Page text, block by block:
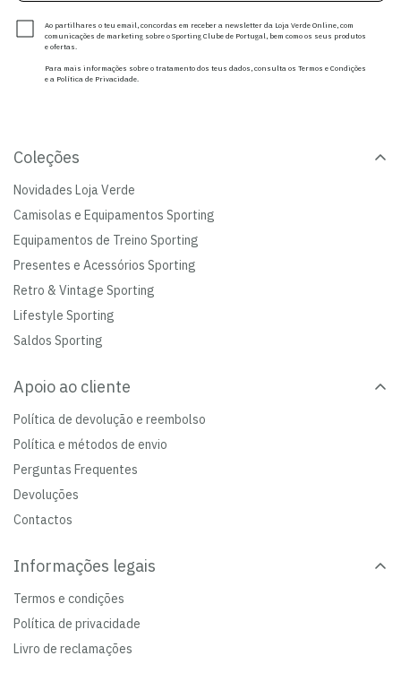
Ao partilhares o teu email, concordas em receber a newsletter da Loja Verde Online, com
comunicações de marketing sobre o Sporting Clube de Portugal, bem como os seus produtos
e ofertas.
Para mais informações sobre o tratamento dos teus dados, consulta os Termos e Condições
e a Política de Privacidade.
Coleções
Novidades Loja Verde
Camisolas e Equipamentos Sporting
Equipamentos de Treino Sporting
Presentes e Acessórios Sporting
Retro & Vintage Sporting
Lifestyle Sporting
Saldos Sporting
Apoio ao cliente
Política de devolução e reembolso
Política e métodos de envio
Perguntas Frequentes
Devoluções
Contactos
Informações legais
Termos e condições
Política de privacidade
Livro de reclamações